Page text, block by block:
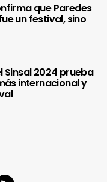
que Paredes
un festival, sino
Sinsal 2024 prueba
internacional y